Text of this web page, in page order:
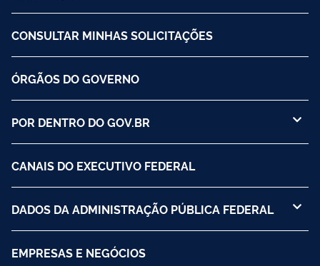
CONSULTAR MINHAS SOLICITAÇÕES
ÓRGÃOS DO GOVERNO
POR DENTRO DO GOV.BR
CANAIS DO EXECUTIVO FEDERAL
DADOS DA ADMINISTRAÇÃO PÚBLICA FEDERAL
EMPRESAS E NEGÓCIOS